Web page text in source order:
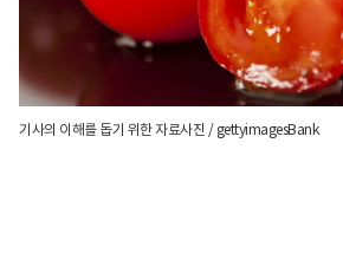
기사의 이해를 돕기 위한 자료사진 / gettyimagesBank